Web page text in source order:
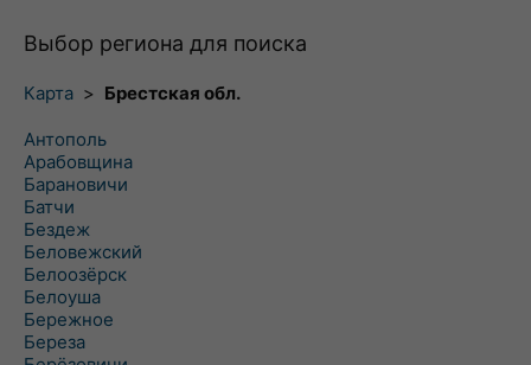
Выбор региона для поиска
Карта > Брестская обл.
Антополь
Арабовщина
Барановичи
Батчи
Бездеж
Беловежский
Белоозёрск
Белоуша
Бережное
Береза